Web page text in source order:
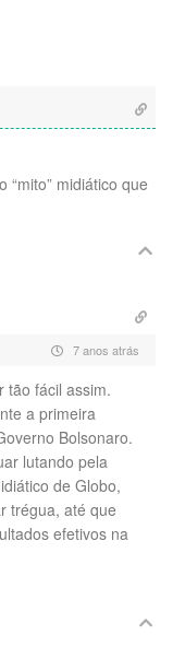
midiático que
7 anos atrás
tão fácil assim.
a primeira
Bolsonaro.
lutando pela
de Globo,
trégua, até que
efetivos na